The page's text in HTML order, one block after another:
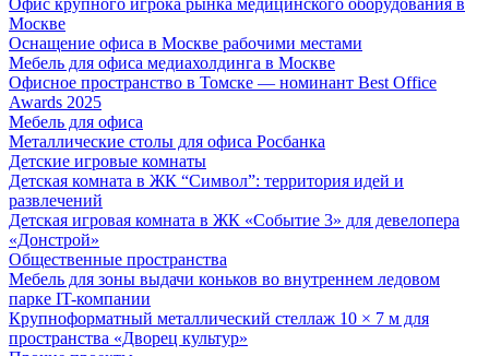
Офис крупного игрока рынка медицинского оборудования в
Москве
Оснащение офиса в Москве рабочими местами
Мебель для офиса медиахолдинга в Москве
Офисное пространство в Томске — номинант Best Office
Awards 2025
Мебель для офиса
Металлические столы для офиса Росбанка
Детские игровые комнаты
Детская комната в ЖК “Символ”: территория идей и
развлечений
Детская игровая комната в ЖК «Событие 3» для девелопера
«Донстрой»
Общественные пространства
Мебель для зоны выдачи коньков во внутреннем ледовом
парке IT-компании
Крупноформатный металлический стеллаж 10 × 7 м для
пространства «Дворец культур»